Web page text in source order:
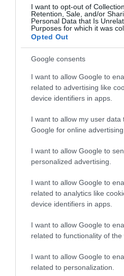
I want to opt-out of
Retention, Sale, and/or
Personal Data that Is
Purposes for which it was
Opted Out
Google consents
I want to allow Google to
related to advertising like
device identifiers in apps.
I want to allow my user data
Google for online
I want to allow Google to
personalized advertising.
I want to allow Google to
related to analytics like
device identifiers in apps.
I want to allow Google to
related to functionality of the
I want to allow Google to
related to personalization.
La sinistra è così serva delle
5 Agosto